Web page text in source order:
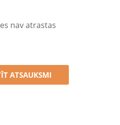
nav atrastas
ATSAUKSMI